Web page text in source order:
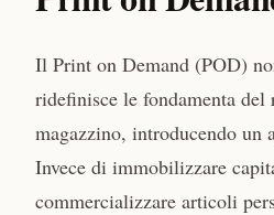
Il Print on Demand (POD)
ridefinisce le fondamenta del
magazzino, introducendo un
Invece di immobilizzare
commercializzare articoli